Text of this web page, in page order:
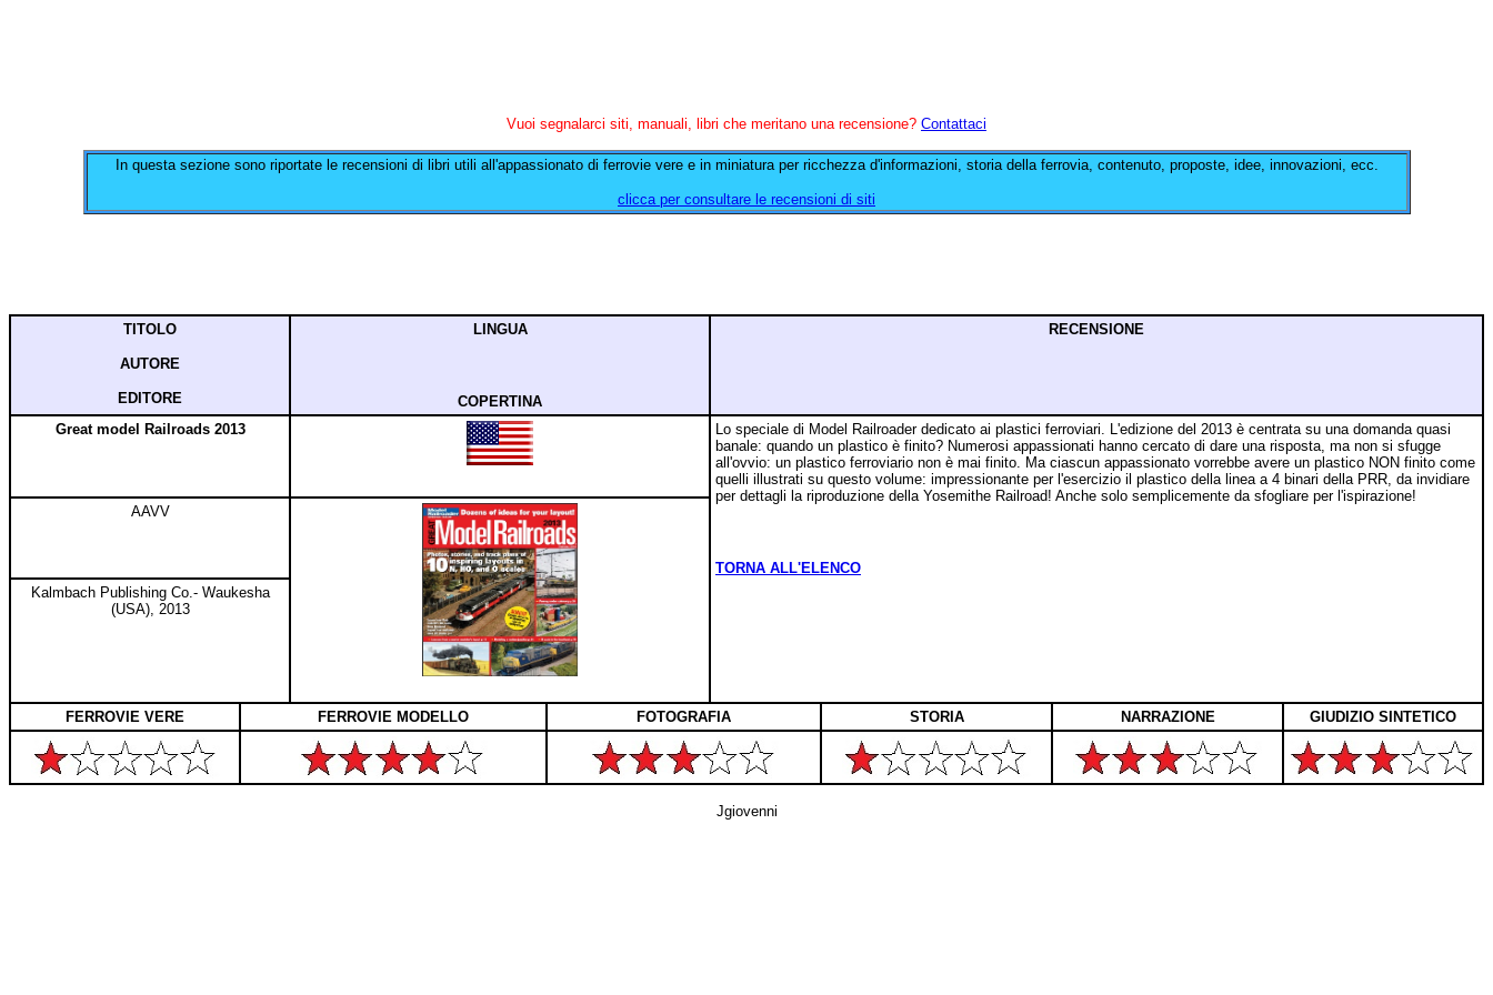
Vuoi segnalarci siti, manuali, libri che meritano una recensione? Contattaci
In questa sezione sono riportate le recensioni di libri utili all'appassionato di ferrovie vere e in miniatura per ricchezza d'informazioni, storia della ferrovia, contenuto, proposte, idee, innovazioni, ecc.
clicca per consultare le recensioni di siti
TITOLO
AUTORE
EDITORE
LINGUA
COPERTINA
RECENSIONE
Great model Railroads 2013
Lo speciale di Model Railroader dedicato ai plastici ferroviari. L'edizione del 2013 è centrata su una domanda quasi
banale: quando un plastico è finito? Numerosi appassionati hanno cercato di dare una risposta, ma non si sfugge
all'ovvio: un plastico ferroviario non è mai finito. Ma ciascun appassionato vorrebbe avere un plastico NON finito come
quelli illustrati su questo volume: impressionante per l'esercizio il plastico della linea a 4 binari della PRR, da invidiare
per dettagli la riproduzione della Yosemithe Railroad! Anche solo semplicemente da sfogliare per l'ispirazione!
TORNA ALL'ELENCO
AAVV
Kalmbach Publishing Co.- Waukesha
(USA), 2013
FERROVIE VERE FERROVIE MODELLO FOTOGRAFIA STORIA NARRAZIONE GIUDIZIO SINTETICO
Jgiovenni